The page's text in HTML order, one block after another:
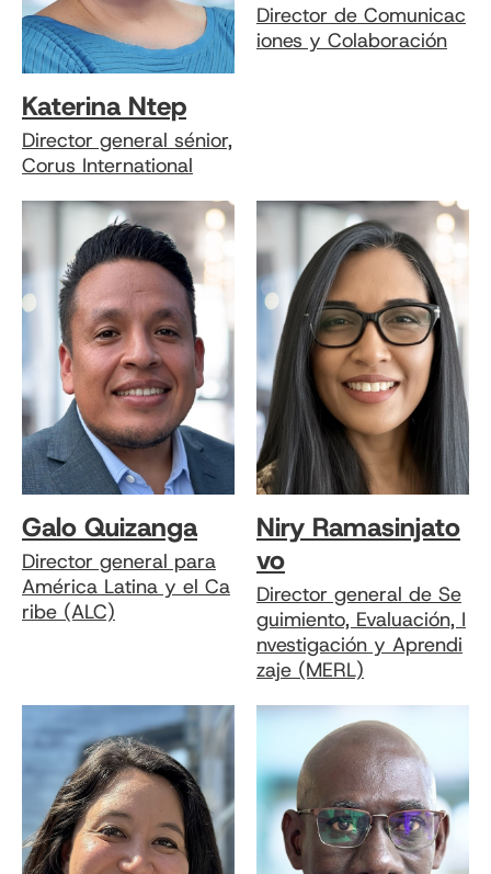
Katerina Ntep
Director general sénior,
Corus International
Director de Comunicac
iones y Colaboración
Galo Quizanga
Director general para
América Latina y el Ca
ribe (ALC)
Niry Ramasinjato
vo
Director general de Se
guimiento, Evaluación, I
nvestigación y Aprendi
zaje (MERL)